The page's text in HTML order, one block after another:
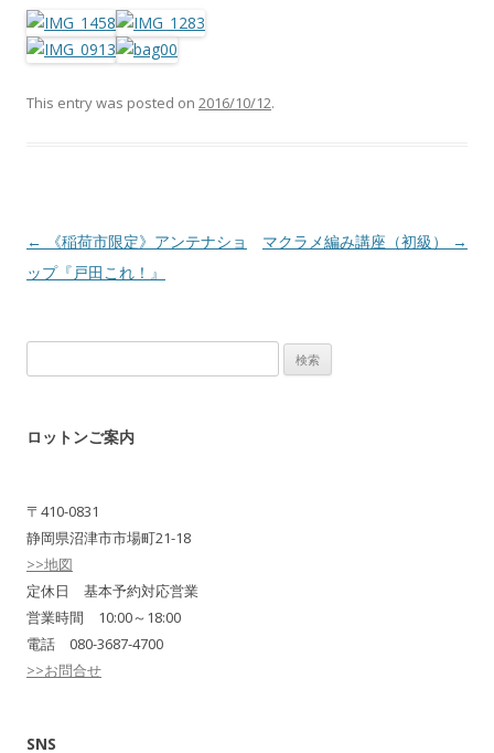
This entry was posted on 2016/10/12.
Post navigation
←
《稲荷市限定》アンテナショ
ップ『戸田これ！』
マクラメ編み講座（初級） →
索:
ロットンご案内
〒410-0831
静岡県沼津市市場町21-18
>>地図
定休日 基本予約対応営業
営業時間 10:00～18:00
電話 080-3687-4700
>>お問合せ
SNS